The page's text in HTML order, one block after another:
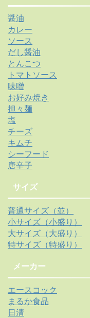
醤油
カレー
ソース
だし醤油
とんこつ
トマトソース
味噌
お好み焼き
担々麺
塩
チーズ
キムチ
シーフード
唐辛子
サイズ
普通サイズ（並）
小サイズ（小盛り）
大サイズ（大盛り）
特サイズ（特盛り）
メーカー
エースコック
まるか食品
日清